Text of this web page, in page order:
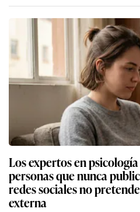
Los expertos en
personas que nunca
redes sociales no
externa